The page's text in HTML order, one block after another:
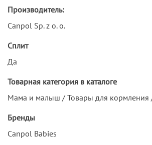
Производитель:
Canpol Sp. z o. o.
Сплит
Да
Товарная категория в каталоге
Мама и малыш / Товары для кормления
Бренды
Canpol Babies